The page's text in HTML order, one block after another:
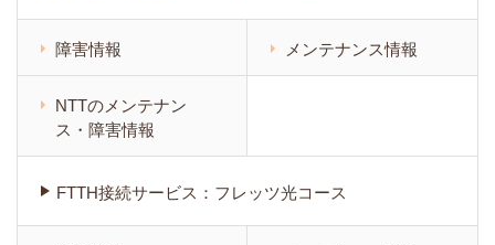
障害情報 メンテナンス情報
NTTのメンテナン
ス・障害情報
FTTH接続サービス：フレッツ光コース